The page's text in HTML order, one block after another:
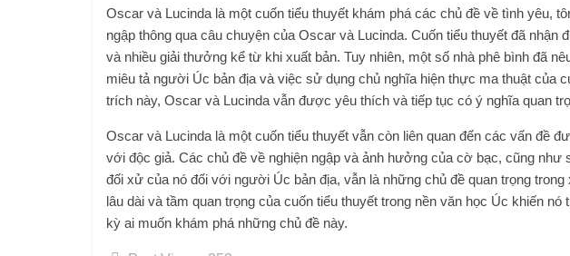
Oscar và Lucinda là một cuốn tiểu thuyết khám phá các chủ đề về tình yêu,
ngập thông qua câu chuyện của Oscar và Lucinda. Cuốn tiểu thuyết đã
và nhiều giải thưởng kể từ khi xuất bản. Tuy nhiên, một số nhà phê bình đã
miêu tả người Úc bản địa và việc sử dụng chủ nghĩa hiện thực ma thuật của
trích này, Oscar và Lucinda vẫn được yêu thích và tiếp tục có ý nghĩa quan
Oscar và Lucinda là một cuốn tiểu thuyết vẫn còn liên quan đến các vấn đề
với độc giả. Các chủ đề về nghiện ngập và ảnh hưởng của cờ bạc, cũng
đối xử của nó đối với người Úc bản địa, vẫn là những chủ đề quan trọng
lâu dài và tầm quan trọng của cuốn tiểu thuyết trong nền văn học Úc khiến
kỳ ai muốn khám phá những chủ đề này.